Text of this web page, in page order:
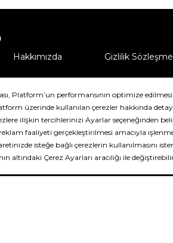
Hakkımızda Gizlilik
hakları saklıdır.